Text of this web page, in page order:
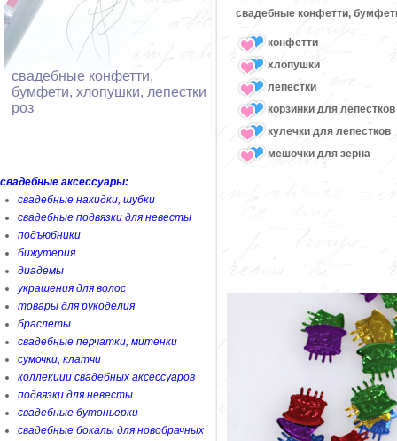
свадебные конфетти,
бумфети, хлопушки, лепестки
роз
свадебные аксессуары:
свадебные накидки, шубки
свадебные подвязки для невесты
подъюбники
бижутерия
диадемы
украшения для волос
товары для рукоделия
браслеты
свадебные перчатки, митенки
сумочки, клатчи
коллекции свадебных аксессуаров
подвязки для невесты
свадебные бутоньерки
свадебные бокалы для новобрачных
свадебные конфетти,
конфетти
хлопушки
лепестки
корзинки для лепестков
кулечки для лепестков
мешочки для зерна